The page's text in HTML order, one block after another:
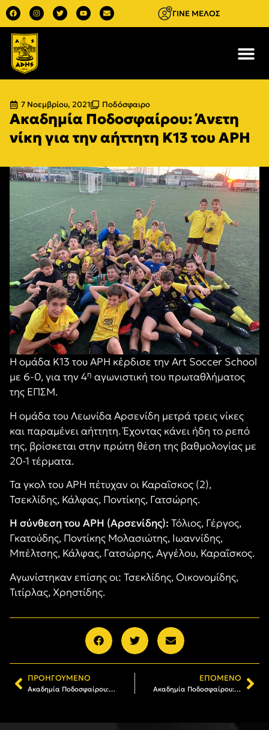
ΓΙΝΕ ΜΕΛΟΣ
7 Νοεμβρίου, 2021 Ποδόσφαιρο
Ακαδημία Ποδοσφαίρου: Άνετη
νίκη για την αήττητη Κ13 του ΑΡΗ
Η ομάδα Κ13 του ΑΡΗ κέρδισε την Art Soccer School
με 6-0, για την 4η αγωνιστική του πρωταθλήματος
της ΕΠΣΜ.
Η ομάδα του Λεωνίδα Αρσενίδη μετρά τρεις νίκες
και παραμένει αήττητη. Έχοντας κάνει ήδη το ρεπό
της, βρίσκεται στην πρώτη θέση της βαθμολογίας με
20-1 τέρματα.
Τα γκολ του ΑΡΗ πέτυχαν οι Καραΐσκος (2),
Τσεκλίδης, Κάλφας, Ποντίκης, Γατσώρης.
Η σύνθεση του ΑΡΗ (Αρσενίδης): Τόλιος, Γέργος,
Γκατούδης, Ποντίκης Μολασιώτης, Ιωαννίδης,
Μπέλτσης, Κάλφας, Γατσώρης, Αγγέλου, Καραΐσκος.
Αγωνίστηκαν επίσης οι: Τσεκλίδης, Οικονομίδης,
Τιτίρλας, Χρηστίδης.
ΠΡΟΗΓΟΎΜΕΝΟ
Ακαδημία Ποδοσφαίρου: Νίκη της Κ14 επί του Π.Α.Ο.Κ. (2-1)
ΕΠΌΜΕΝΟ
Ακαδημία Ποδοσφαίρου: Νίκη για την Κ15 του ΑΡΗ